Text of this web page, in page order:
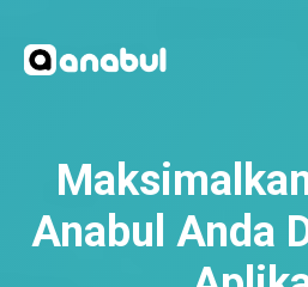
Anabul Anda